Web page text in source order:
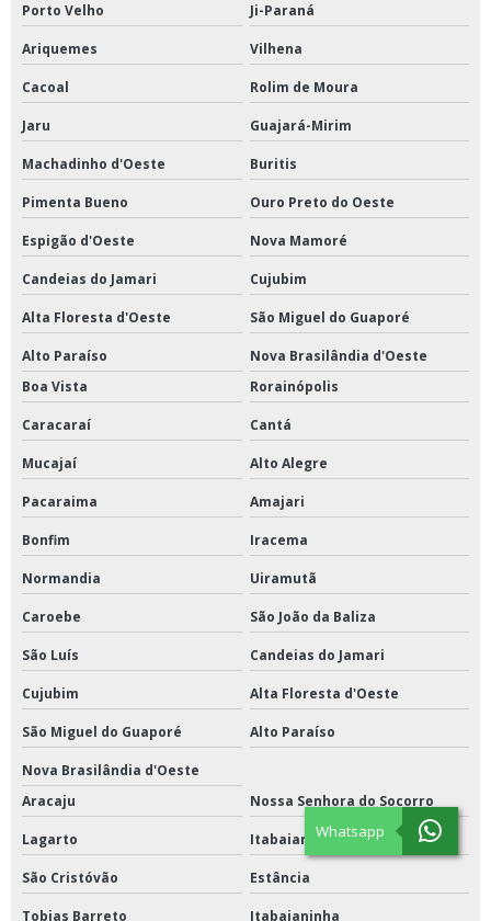
Porto Velho
Ji-Paraná
Ariquemes Vilhena
Cacoal Rolim de Moura
Jaru Guajará-Mirim
Machadinho d'Oeste Buritis
Pimenta Bueno Ouro Preto do Oeste
Espigão d'Oeste Nova Mamoré
Candeias do Jamari Cujubim
Alta Floresta d'Oeste São Miguel do Guaporé
Alto Paraíso
Nova Brasilândia d'Oeste
Boa Vista
Rorainópolis
Caracaraí Cantá
Mucajaí Alto Alegre
Pacaraima Amajari
Bonfim Iracema
Normandia Uiramutã
Caroebe São João da Baliza
São Luís Candeias do Jamari
Cujubim Alta Floresta d'Oeste
São Miguel do Guaporé Alto Paraíso
Nova Brasilândia d'Oeste
Aracaju
Nossa Senhora do Socorro
Lagarto Itabaiana
São Cristóvão Estância
Tobias Barreto Itabaianinha
Whatsapp